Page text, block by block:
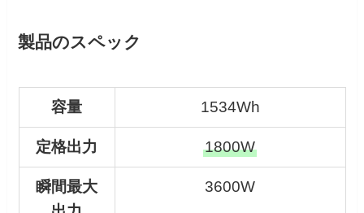
製品のスペック
容量 1534Wh
定格出力 1800W
瞬間最大
3600W